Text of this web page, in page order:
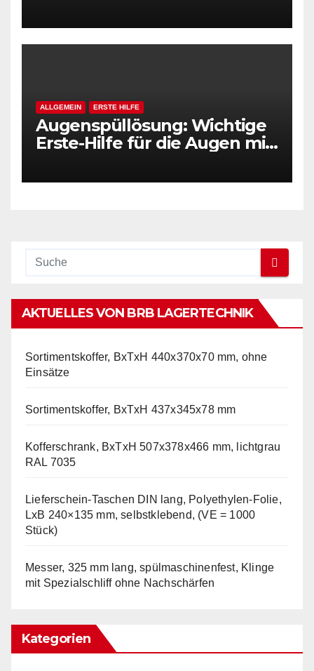
ALLGEMEIN ERSTE HILFE
Augenspüllösung: Wichtige
Erste-Hilfe für die Augen mit
und Augenaufsatz (VE=3
AKTUELLES VON BRB LAGERTECHNIK
Sortimentskoffer, BxTxH 440x370x70 mm, ohne
Einsätze
Sortimentskoffer, BxTxH 437x345x78 mm
Kofferschrank, BxTxH 507x378x466 mm, lichtgrau
RAL 7035
Lieferschein-Taschen DIN lang, Polyethylen-Folie,
LxB 240×135 mm, selbstklebend, (VE = 1000
Stück)
Messer, 325 mm lang, spülmaschinenfest, Klinge
mit Spezialschliff ohne Nachschärfen
Kategorien